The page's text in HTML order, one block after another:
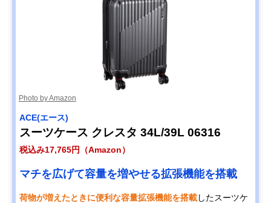
Photo by Amazon
ACE(エース)
スーツケース クレスタ 34L/39L 06316
税込み17,765円（Amazon）
マチを広げて容量を増やせる拡張機能を搭載
荷物が増えたときに便利な容量拡張機能を搭載したスーツケ